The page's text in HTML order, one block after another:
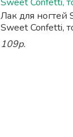
Лак для ногтей
Sweet Confetti,
109р.